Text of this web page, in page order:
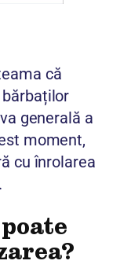
că
generală a
moment,
cu înrolarea